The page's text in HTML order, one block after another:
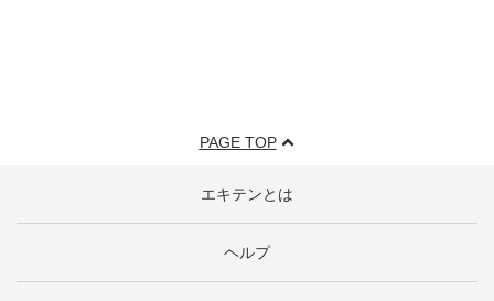
PAGE TOP
エキテンとは
ヘルプ